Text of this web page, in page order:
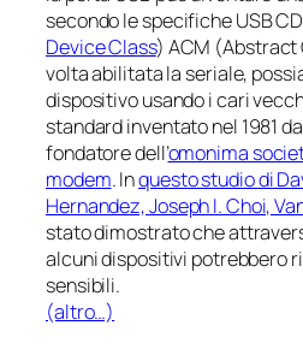
secondo le specifiche USB
Device Class) ACM (Abstract
volta abilitata la seriale,
dispositivo usando i cari
standard inventato nel 1981 da
fondatore dell’omonima
modem. Inquesto studio di
Hernandez, Joseph I. Choi,
stato dimostrato che
alcuni dispositivi potrebbero
sensibili.
(altro…)